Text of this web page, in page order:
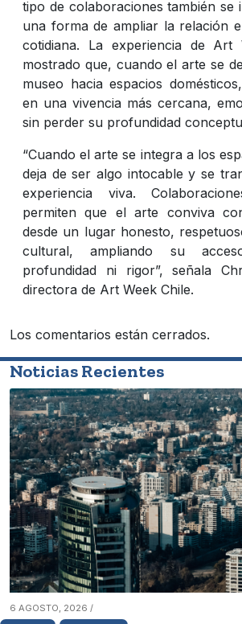
tipo de colaboraciones también se
una forma de ampliar la relación
cotidiana. La experiencia de Art
mostrado que, cuando el arte se
museo hacia espacios
en una vivencia más cercana,
sin perder su profundidad
“Cuando el arte se integra a los
deja de ser algo intocable y se
experiencia viva.
permiten que el arte conviva
desde un lugar honesto,
cultural, ampliando su
profundidad ni rigor”, señala
directora de Art Week Chile.
Los comentarios están cerrados.
Noticias Recientes
6 AGOSTO, 2026 /